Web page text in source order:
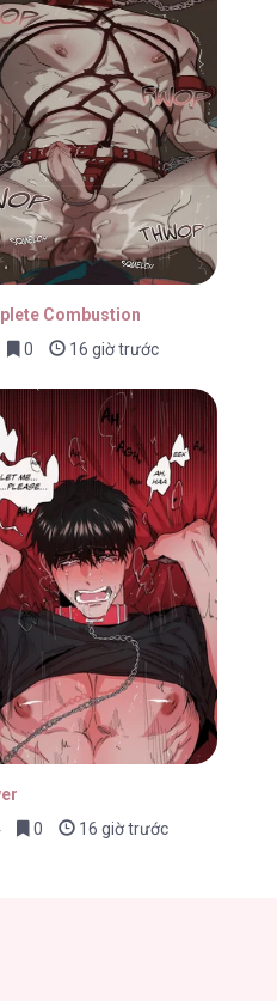
2026
2026
2026
2026
2026
Combustion
0 16 giờ trước
0 16 giờ trước